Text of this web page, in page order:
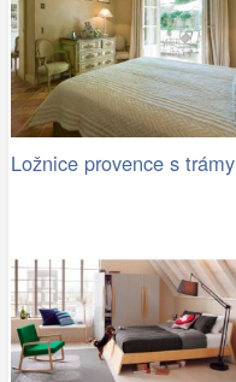
Ložnice provence s trámy